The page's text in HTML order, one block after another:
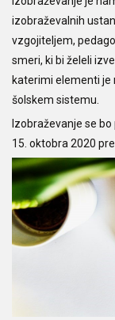
izobraževalnih
vzgojiteljem,
smeri, ki bi želeli
katerimi elementi je
šolskem sistemu.
Izobraževanje se
15. oktobra 2020